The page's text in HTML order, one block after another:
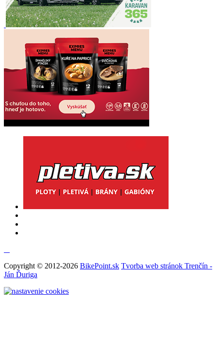
Copyright © 2012-2026 BikePoint.sk Tvorba web stránok Trenčín -
Ján Ďuriga